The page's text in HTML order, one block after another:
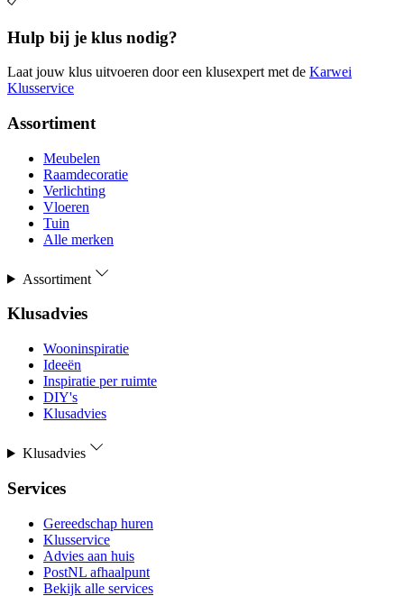
Hulp bij je klus nodig?
Laat jouw klus uitvoeren door een klusexpert met de Karwei
Klusservice
Assortiment
Meubelen
Raamdecoratie
Verlichting
Vloeren
Tuin
Alle merken
Assortiment
Klusadvies
Wooninspiratie
Ideeën
Inspiratie per ruimte
DIY's
Klusadvies
Klusadvies
Services
Gereedschap huren
Klusservice
Advies aan huis
PostNL afhaalpunt
Bekijk alle services